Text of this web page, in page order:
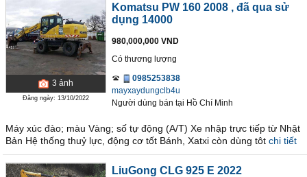
3 ảnh
Đăng ngày: 13/10/2022
Komatsu PW 160 2008 , đã qua sử
dụng 14000
980,000,000 VND
Có thương lượng
0985253838
mayxaydungclb4u
Người dùng bán tại Hồ Chí Minh
Máy xúc đào; màu Vàng; số tự động (A/T) Xe nhập trực tiếp từ Nhật
Bản Hệ thống thuỷ lực, động cơ tốt Bánh, Xatxi còn dùng tôt chi tiết
LiuGong CLG 925 E 2022